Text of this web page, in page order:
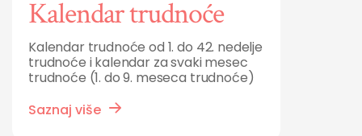
Kalendar trudnoće
Kalendar trudnoće od 1. do 42. nedelje
trudnoće i kalendar za svaki mesec
trudnoće (1. do 9. meseca trudnoće)
Saznaj više